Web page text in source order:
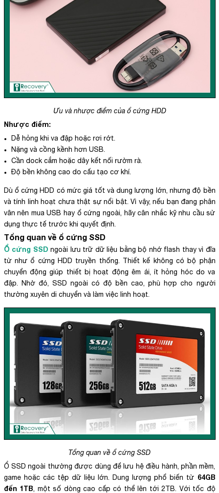
Ưu và nhược điểm của ổ cứng HDD
Nhược điểm:
Dễ hỏng khi va đập hoặc rơi rớt.
Nặng và cồng kềnh hơn USB.
Cần dock cắm hoặc dây kết nối rườm rà.
Độ bền không cao do cấu tạo cơ khí.
Dù ổ cứng HDD có mức giá tốt và dung lượng lớn, nhưng độ bền
và tính linh hoạt chưa thật sự nổi bật. Vì vậy, nếu bạn đang phân
vân nên mua USB hay ổ cứng ngoài, hãy cân nhắc kỹ nhu cầu sử
dụng thực tế trước khi quyết định.
Tổng quan về ổ cứng SSD
Ổ cứng SSD ngoài lưu trữ dữ liệu bằng bộ nhớ flash thay vì đĩa
từ như ổ cứng HDD truyền thống. Thiết kế không có bộ phận
chuyển động giúp thiết bị hoạt động êm ái, ít hỏng hóc do va
đập. Nhờ đó, SSD ngoài có độ bền cao, phù hợp cho người
thường xuyên di chuyển và làm việc linh hoạt.
Tổng quan về ổ cứng SSD
Ổ SSD ngoài thường được dùng để lưu hệ điều hành, phần mềm,
game hoặc các tệp dữ liệu lớn. Dung lượng phổ biến từ 64GB
đến 1TB, một số dòng cao cấp có thể lên tới 2TB. Với tốc độ